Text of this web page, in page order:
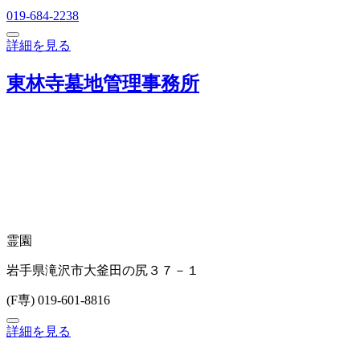
019-684-2238
詳細を見る
東林寺墓地管理事務所
霊園
岩手県滝沢市大釜田の尻３７－１
(F専) 019-601-8816
詳細を見る